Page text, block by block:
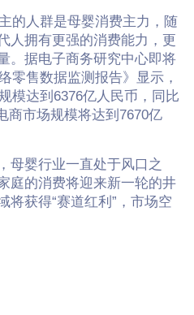
的人群是母婴消费主力，随
人拥有更强的消费能力，更
。据电子商务研究中心即将
零售数据监测报告》显示，
模达到6376亿人民币，同比
商市场规模将达到7670亿
母婴行业一直处于风口之
庭的消费将迎来新一轮的井
将获得“赛道红利”，市场空